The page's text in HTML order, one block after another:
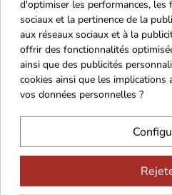
bonfromagetel que le
Maison Familiale
d'optimiser les performances, les
sociaux et la pertinence de la
aux réseaux sociaux et à la
offrir des fonctionnalités
ainsi que des publicités
cookies ainsi que les implications
vos données personnelles ?